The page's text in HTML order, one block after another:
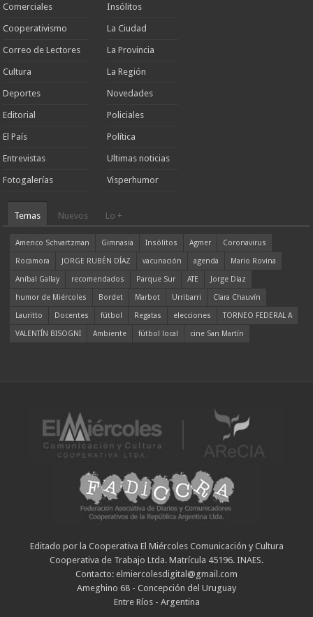
Comerciales
Cooperativismo
Correo de Lectores
Cultura
Deportes
Editorial
El País
Entrevistas
Fotogalerías
Insólitos
La Ciudad
La Provincia
La Región
Novedades
Policiales
Política
Ultimas noticias
Visperhumor
Temas Nuevos Lo +
Americo Schvartzman Gimnasia Insólitos Agmer
Coronavirus
Rocamora
JORGE RUBÉN DÍAZ vacunación agenda
Mario Rovina
Aníbal Gallay
recomendados Parque Sur ATE
Jorge Díaz
humor de Miércoles
Bordet Marbot Urribarri
Clara Chauvín
Lauritto
Docentes fútbol Regatas elecciones
TORNEO FEDERAL A
VALENTÍN BISOGNI
Ambiente fútbol local cine San Martín
Editado por la Cooperativa El Miércoles Comunicación y Cultura
Cooperativa de Trabajo Ltda. Matrícula 45196. INAES.
Contacto: elmiercolesdigital@gmail.com
Ameghino 68 - Concepción del Uruguay
Entre Ríos - Argentina